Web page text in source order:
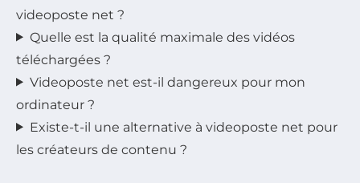
videoposte net ?
Quelle est la qualité maximale des vidéos
téléchargées ?
Videoposte net est-il dangereux pour mon
ordinateur ?
Existe-t-il une alternative à videoposte net pour
les créateurs de contenu ?